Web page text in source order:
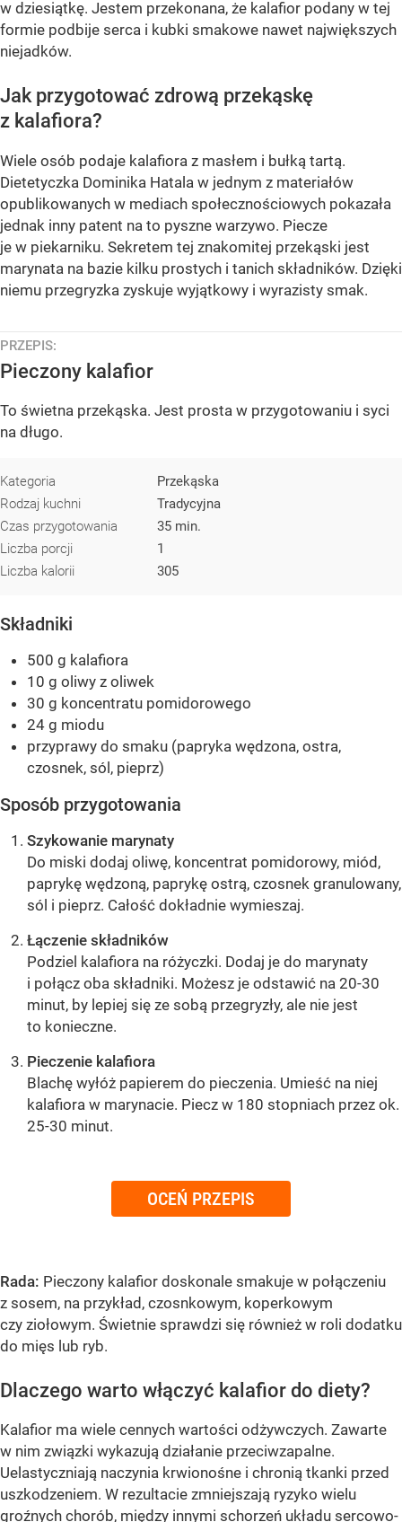
w dziesiątkę. Jestem przekonana, że kalafior podany w tej
formie podbije serca i kubki smakowe nawet największych
niejadków.
Jak przygotować zdrową przekąskę
z kalafiora?
Wiele osób podaje kalafiora z masłem i bułką tartą.
Dietetyczka Dominika Hatala w jednym z materiałów
opublikowanych w mediach społecznościowych pokazała
jednak inny patent na to pyszne warzywo. Piecze
je w piekarniku. Sekretem tej znakomitej przekąski jest
marynata na bazie kilku prostych i tanich składników. Dzięki
niemu przegryzka zyskuje wyjątkowy i wyrazisty smak.
PRZEPIS:
Pieczony kalafior
To świetna przekąska. Jest prosta w przygotowaniu i syci
na długo.
Kategoria
Przekąska
Rodzaj kuchni
Tradycyjna
Czas przygotowania
35 min.
Liczba porcji
1
Liczba kalorii
305
Składniki
500 g kalafiora
10 g oliwy z oliwek
30 g koncentratu pomidorowego
24 g miodu
przyprawy do smaku (papryka wędzona, ostra,
czosnek, sól, pieprz)
Sposób przygotowania
Szykowanie marynaty
Do miski dodaj oliwę, koncentrat pomidorowy, miód,
paprykę wędzoną, paprykę ostrą, czosnek granulowany,
sól i pieprz. Całość dokładnie wymieszaj.
Łączenie składników
Podziel kalafiora na różyczki. Dodaj je do marynaty
i połącz oba składniki. Możesz je odstawić na 20-30
minut, by lepiej się ze sobą przegryzły, ale nie jest
to konieczne.
Pieczenie kalafiora
Blachę wyłóż papierem do pieczenia. Umieść na niej
kalafiora w marynacie. Piecz w 180 stopniach przez ok.
25-30 minut.
OCEŃ PRZEPIS
Rada: Pieczony kalafior doskonale smakuje w połączeniu
z sosem, na przykład, czosnkowym, koperkowym
czy ziołowym. Świetnie sprawdzi się również w roli dodatku
do mięs lub ryb.
Dlaczego warto włączyć kalafior do diety?
Kalafior ma wiele cennych wartości odżywczych. Zawarte
w nim związki wykazują działanie przeciwzapalne.
Uelastyczniają naczynia krwionośne i chronią tkanki przed
uszkodzeniem. W rezultacie zmniejszają ryzyko wielu
groźnych chorób, między innymi schorzeń układu sercowo-